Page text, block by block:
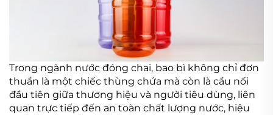
Trong ngành nước đóng chai, bao bì không chỉ đơn
thuần là một chiếc thùng chứa mà còn là cầu nối
đầu tiên giữa thương hiệu và người tiêu dùng, liên
quan trực tiếp đến an toàn chất lượng nước, hiệu